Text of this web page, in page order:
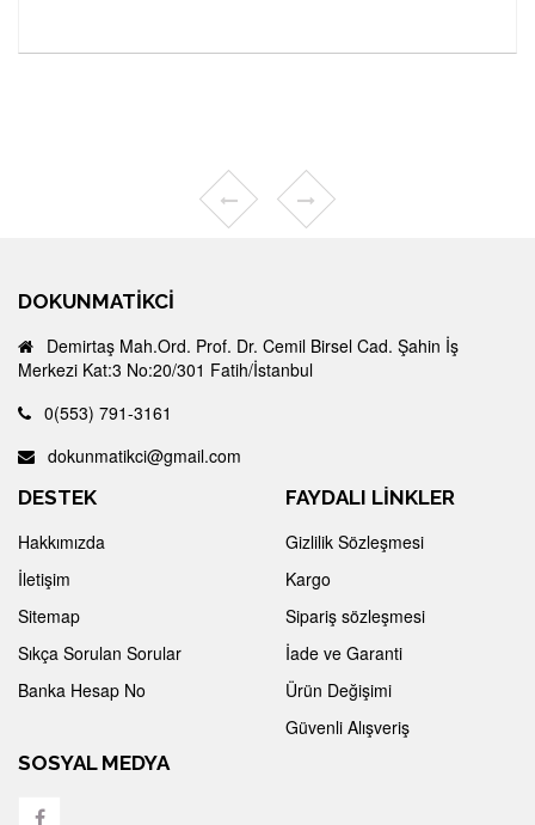
DOKUNMATIKCI
Demirtaş Mah.Ord. Prof. Dr. Cemil Birsel Cad. Şahin İş
Merkezi Kat:3 No:20/301 Fatih/İstanbul
0(553) 791-3161
dokunmatikci@gmail.com
DESTEK
Hakkımızda
İletişim
Sitemap
Sıkça Sorulan Sorular
Banka Hesap No
FAYDALI LİNKLER
Gizlilik Sözleşmesi
Kargo
Sipariş sözleşmesi
İade ve Garanti
Ürün Değişimi
Güvenli Alışveriş
SOSYAL MEDYA